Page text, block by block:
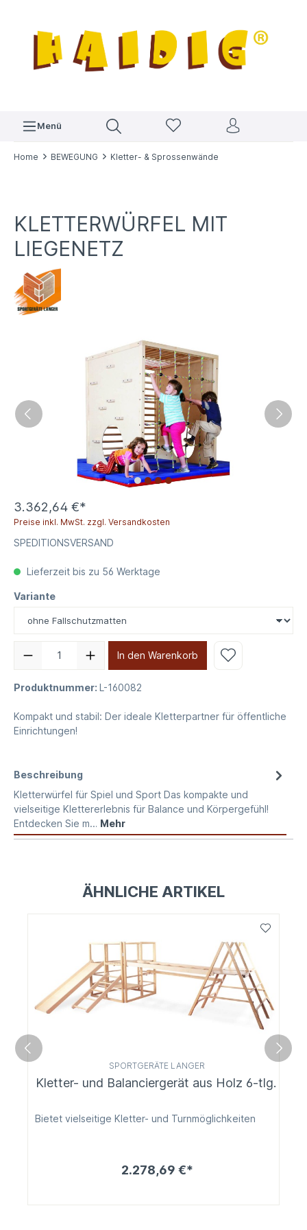
Menü
Home BEWEGUNG Kletter- & Sprossenwände
KLETTERWÜRFEL MIT
LIEGENETZ
3.362,64 €*
Preise inkl. MwSt. zzgl. Versandkosten
SPEDITIONSVERSAND
Lieferzeit bis zu 56 Werktage
Variante
In den Warenkorb
Produktnummer: L-160082
Kompakt und stabil: Der ideale Kletterpartner für öffentliche
Einrichtungen!
Beschreibung
Kletterwürfel für Spiel und Sport Das kompakte und
vielseitige Klettererlebnis für Balance und Körpergefühl!
Entdecken Sie m… Mehr
ÄHNLICHE ARTIKEL
SPORTGERÄTE LANGER
Kletter- und Balanciergerät aus Holz 6-tlg.
Bietet vielseitige Kletter- und Turnmöglichkeiten
2.278,69 €*